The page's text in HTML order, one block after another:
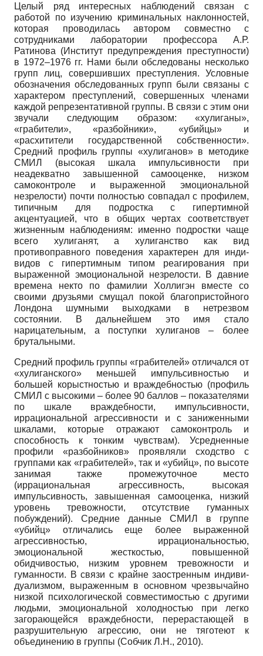
Целый ряд интересных наблюдений связан с
работой по изучению криминальных наклонностей,
которая проводилась автором совместно с
сотрудниками лаборатории профессора А.Р.
Ратинова (Институт предупреждения преступности)
в 1972–1976 гг. Нами были обследованы несколько
групп лиц, совершивших преступления. Условные
обозначения обследованных групп были связаны с
характером преступлений, совершен­ных членами
каждой репрезентативной группы. В связи с этим они
звучали следующим образом: «хулиганы»,
«грабители», «разбойники», «убийцы» и
«расхитители государственной собственности».
Средний профиль группы «хулиганов» в методике
СМИЛ (высокая шкала импульсивности при
неадекватно завышенной самооценке, низком
самоконтроле и выраженной эмоциональной
незрелости) почти полностью совпадал с профилем,
типич­ным для подростка с гипертимной
акцентуацией, что в общих чертах соот­ветствует
жизненным наблюдениям: именно подростки чаще
всего хулига­нят, а хулиганство как вид
противоправного поведения характерен для инди­
видов с гипертимным типом реагирования при
выраженной эмоциональной незрелости. В давние
времена некто по фамилии Холлигэн вместе со
своими друзьями смущал покой благопристойного
Лондона шумными выходками в нетрезвом
состоянии. В дальнейшем это имя стало
нарицательным, а поступки хулиганов – более
брутальными.
Средний профиль группы «грабителей» отличался от
«хулиганского» меньшей импульсивностью и
большей корыстностью и враждебностью (профиль
СМИЛ с высокими – более 90 баллов – показателями
по шкале враждебности, импульсивности,
иррациональной агрессивности и с заниженными
шкалами, которые отражают самоконтроль и
способность к тонким чувствам). Усредненные
профили «разбойников» проявляли сходст­во с
группами как «грабителей», так и «убийц», по высоте
занимая также промежуточное место
(иррациональная агрессивность, высокая
импульсивность, завышенная самооценка, низкий
уровень тревожности, отсутствие гуманных
побуждений). Средние данные СМИЛ в группе
«убийц» отличались еще более выраженной
агрессивностью, иррациональ­ностью,
эмоциональной жесткостью, повышенной
обидчивостью, низким уровнем тревожности и
гуманности. В связи с крайне заостренным индиви­
дуализмом, выраженным в основном чрезвычайно
низкой психологической совместимостью с другими
людьми, эмоциональной холодностью при легко
загорающейся враждебности, перерастающей в
разрушительную агрессию, они не тяготеют к
объединению в группы (Собчик Л.Н., 2010).